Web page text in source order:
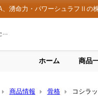
、湧命力・パワーシュラフⅡの
ホーム 商品
商品情報 骨格 コシラ